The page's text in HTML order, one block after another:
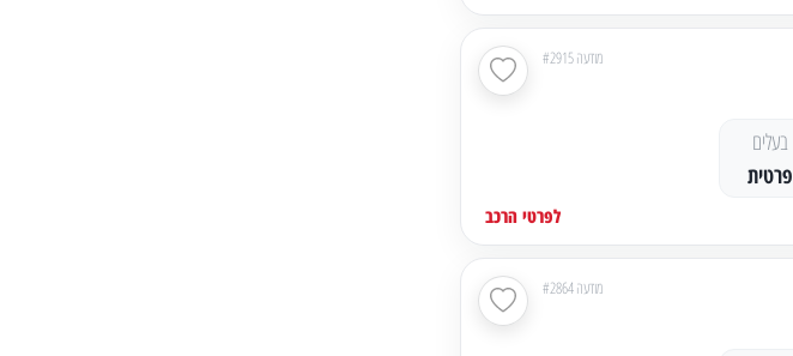
מודעה #2915
בעלים
פרטית
לפרטי הרכב
מודעה #2864